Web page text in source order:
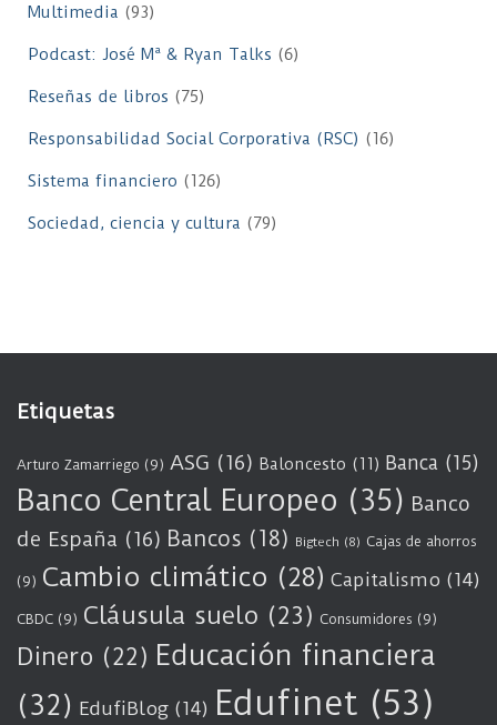
Multimedia (93)
Podcast: José Mª & Ryan Talks (6)
Reseñas de libros (75)
Responsabilidad Social Corporativa (RSC) (16)
Sistema financiero (126)
Sociedad, ciencia y cultura (79)
Etiquetas
Arturo Zamarriego (9) ASG (16) Baloncesto (11) Banca (15)
Banco Central Europeo (35) Banco
de España (16) Bancos (18) Bigtech (8) Cajas de ahorros
(9) Cambio climático (28) Capitalismo (14)
CBDC (9) Cláusula suelo (23) Consumidores (9)
Dinero (22) Educación financiera
(32) EdufiBlog (14) Edufinet (53)